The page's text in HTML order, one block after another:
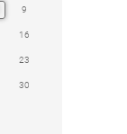
9
16
23
30